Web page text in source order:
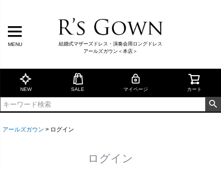
MENU
結婚式マザーズドレス・演奏会用ロングドレス
アールズガウン＜本店＞
NEW SALE マイページ カート
アールズガウン ログイン
ログイン